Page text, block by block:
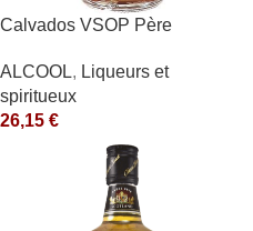
Calvados VSOP Père
ALCOOL, Liqueurs et
spiritueux
26,15 €